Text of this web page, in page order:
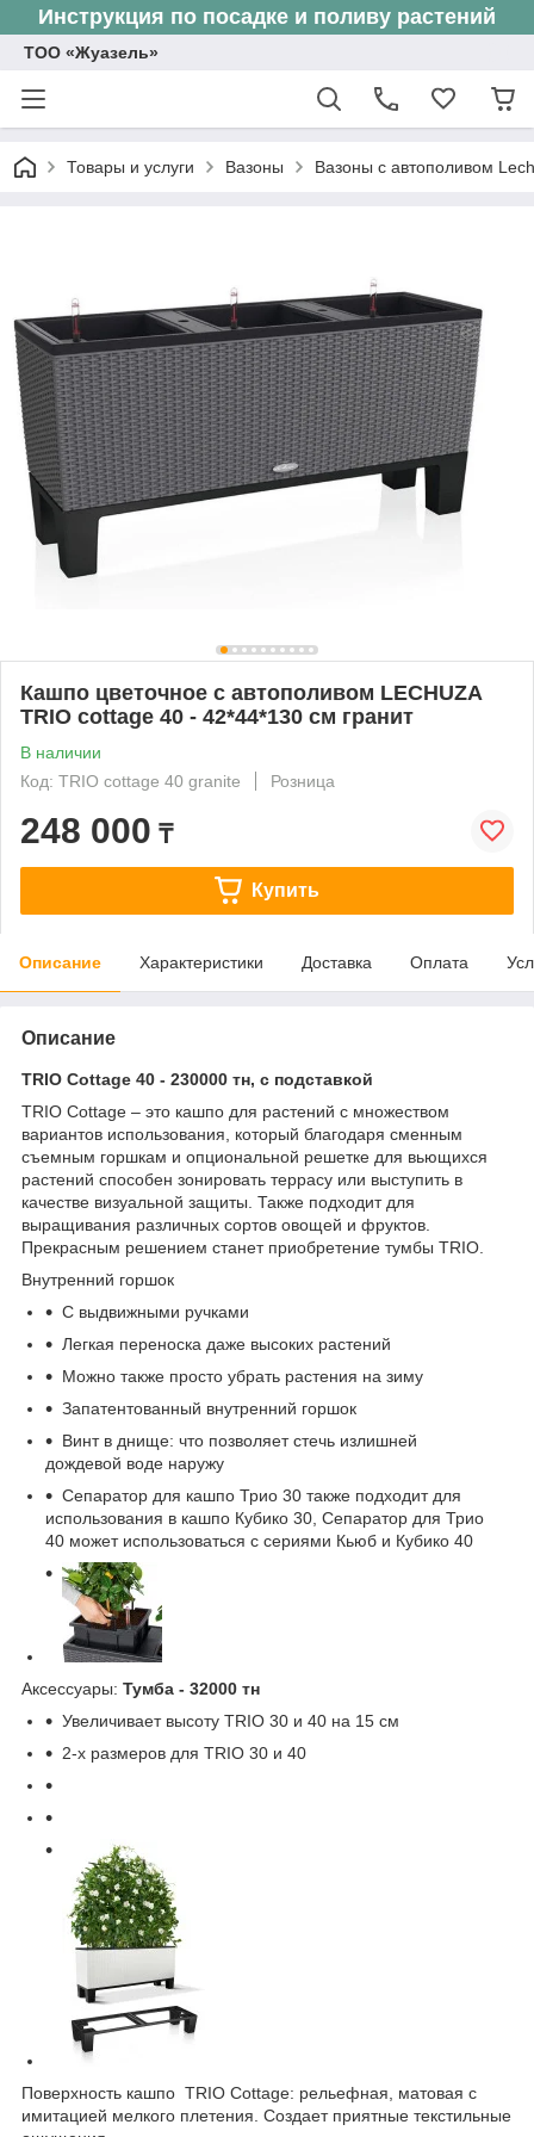
Инструкция по посадке и поливу растений
ТОО «Жуазель»
Товары и услуги Вазоны Вазоны с автополивом
Кашпо цветочное с автополивом LECHUZA
TRIO cottage 40 - 42*44*130 см гранит
В наличии
Код: TRIO cottage 40 granite
Розница
248 000 ₸
Купить
Описание Характеристики Доставка Оплата
Описание
TRIO Cottage 40 - 230000 тн, с подставкой
TRIO Cottage – это кашпо для растений с множеством
вариантов использования, который благодаря сменным
съемным горшкам и опциональной решетке для вьющихся
растений способен зонировать террасу или выступить в
качестве визуальной защиты. Также подходит для
выращивания различных сортов овощей и фруктов.
Прекрасным решением станет приобретение тумбы TRIO.
Bнутренний горшок
С выдвижными ручками
Легкая переноска даже высоких растений
Можно также просто убрать растения на зиму
Запатентованный внутренний горшок
Винт в днище: что позволяет стечь излишней
дождевой воде наружу
Сепаратор для кашпо Трио 30 также подходит для
использования в кашпо Кубико 30, Сепаратор для Трио
40 может использоваться с сериями Кьюб и Кубико 40
Aксессуары: Тумба - 32000 тн
Увеличивает высоту TRIO 30 и 40 на 15 см
2-х размеров для TRIO 30 и 40
Поверхность кашпо TRIO Cottage: рельефная, матовая с
имитацией мелкого плетения. Создает приятные текстильные